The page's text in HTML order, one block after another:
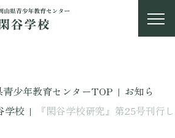
少年教育センターTOP | お知ら
学校 |
『閑谷学校研究』第25号刊行し